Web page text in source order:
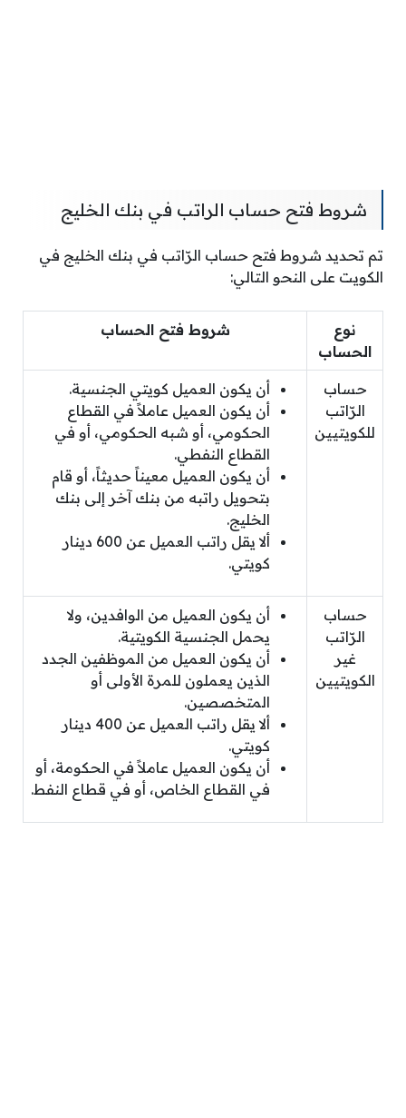
شروط فتح حساب الراتب في بنك الخليج
تم تحديد شروط فتح حساب الرّاتب في بنك الخليج في
الكويت على النحو التالي:
نوع
الحساب
شروط فتح الحساب
حساب
الرّاتب
للكويتيين
أن يكون العميل كويتي الجنسية.
أن يكون العميل عاملاً في القطاع
الحكومي، أو شبه الحكومي، أو في
القطاع النفطي.
أن يكون العميل معيناً حديثاً، أو قام
بتحويل راتبه من بنك آخر إلى بنك
الخليج.
ألا يقل راتب العميل عن 600 دينار
كويتي.
حساب
الرّاتب
غير
الكويتيين
أن يكون العميل من الوافدين، ولا
يحمل الجنسية الكويتية.
أن يكون العميل من الموظفين الجدد
الذين يعملون للمرة الأولى أو
المتخصصين.
ألا يقل راتب العميل عن 400 دينار
كويتي.
أن يكون العميل عاملاً في الحكومة، أو
في القطاع الخاص، أو في قطاع النفط.